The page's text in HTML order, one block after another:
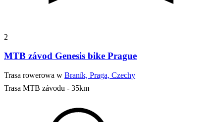
2
MTB závod Genesis bike Prague
Trasa rowerowa w Braník, Praga, Czechy
Trasa MTB závodu - 35km